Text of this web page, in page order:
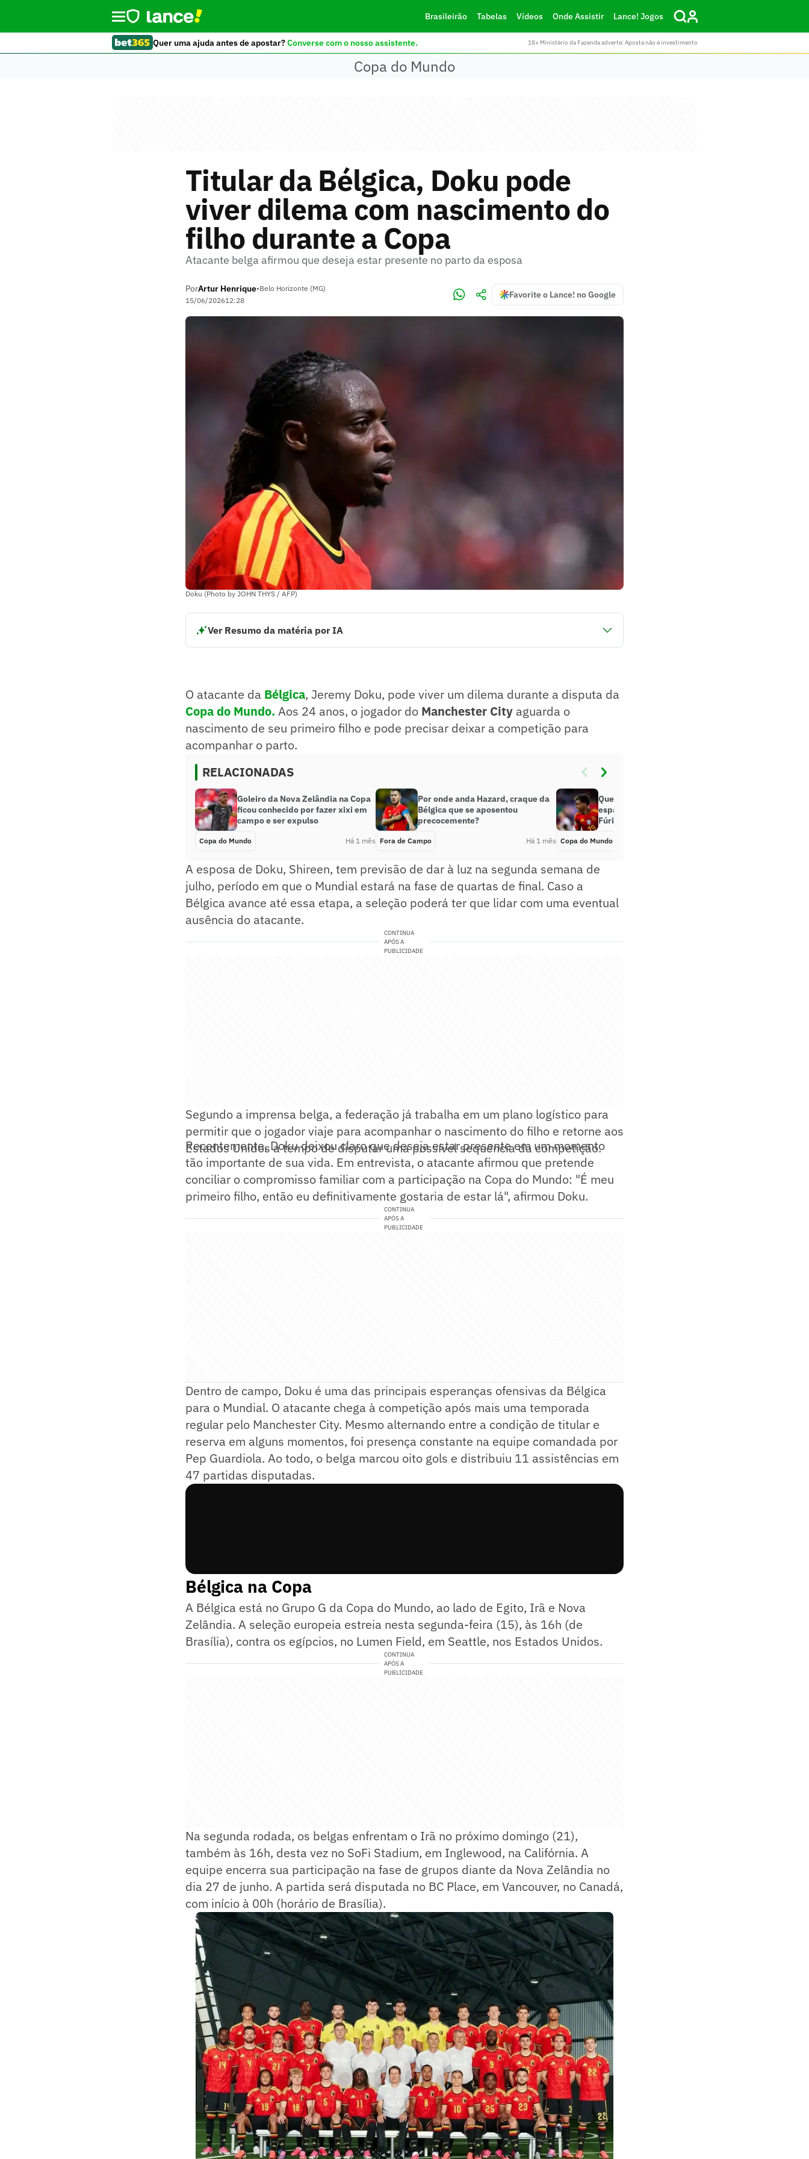
Brasileirão Tabelas Vídeos Onde Assistir Lance! Jogos
Quer uma ajuda antes de apostar?Converse com o nosso assistente. 18+ Ministério da Fazenda adverte: Aposta não é investimento
Copa do Mundo
Titular da Bélgica, Doku pode
viver dilema com nascimento do
filho durante a Copa
Atacante belga afirmou que deseja estar presente no parto da esposa
PorArtur Henrique•Belo Horizonte (MG)
15/06/202612:28
Favorite o Lance! no Google
Doku (Photo by JOHN THYS / AFP)
Ver Resumo da matéria por IA
O atacante da Bélgica, Jeremy Doku, pode viver um dilema durante a disputa da
Copa do Mundo. Aos 24 anos, o jogador do Manchester City aguarda o
nascimento de seu primeiro filho e pode precisar deixar a competição para
acompanhar o parto.
RELACIONADAS
Goleiro da Nova Zelândia na Copa
ficou conhecido por fazer xixi em
campo e ser expulso
Copa do Mundo Há 1 mês
Por onde anda Hazard, craque da
Bélgica que se aposentou
precocemente?
Fora de Campo Há 1 mês
Quem é o craque da Seleção
espanhola? Conheça os líderes da
Fúria
Copa do Mundo
A esposa de Doku, Shireen, tem previsão de dar à luz na segunda semana de
julho, período em que o Mundial estará na fase de quartas de final. Caso a
Bélgica avance até essa etapa, a seleção poderá ter que lidar com uma eventual
ausência do atacante.
CONTINUA
APÓS A
PUBLICIDADE
Segundo a imprensa belga, a federação já trabalha em um plano logístico para
permitir que o jogador viaje para acompanhar o nascimento do filho e retorne aos
Estados Unidos a tempo de disputar uma possível sequência da competição.
Recentemente, Doku deixou claro que deseja estar presente em um momento
tão importante de sua vida. Em entrevista, o atacante afirmou que pretende
conciliar o compromisso familiar com a participação na Copa do Mundo: "É meu
primeiro filho, então eu definitivamente gostaria de estar lá", afirmou Doku.
CONTINUA
APÓS A
PUBLICIDADE
Dentro de campo, Doku é uma das principais esperanças ofensivas da Bélgica
para o Mundial. O atacante chega à competição após mais uma temporada
regular pelo Manchester City. Mesmo alternando entre a condição de titular e
reserva em alguns momentos, foi presença constante na equipe comandada por
Pep Guardiola. Ao todo, o belga marcou oito gols e distribuiu 11 assistências em
47 partidas disputadas.
Bélgica na Copa
A Bélgica está no Grupo G da Copa do Mundo, ao lado de Egito, Irã e Nova
Zelândia. A seleção europeia estreia nesta segunda-feira (15), às 16h (de
Brasília), contra os egípcios, no Lumen Field, em Seattle, nos Estados Unidos.
CONTINUA
APÓS A
PUBLICIDADE
Na segunda rodada, os belgas enfrentam o Irã no próximo domingo (21),
também às 16h, desta vez no SoFi Stadium, em Inglewood, na Califórnia. A
equipe encerra sua participação na fase de grupos diante da Nova Zelândia no
dia 27 de junho. A partida será disputada no BC Place, em Vancouver, no Canadá,
com início à 00h (horário de Brasília).